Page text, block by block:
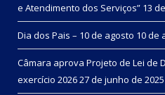
e Atendimento dos Serviços” 13
Dia dos Pais – 10 de agosto 10 de
Câmara aprova Projeto de Lei de
exercício 202627 de junho de 2025